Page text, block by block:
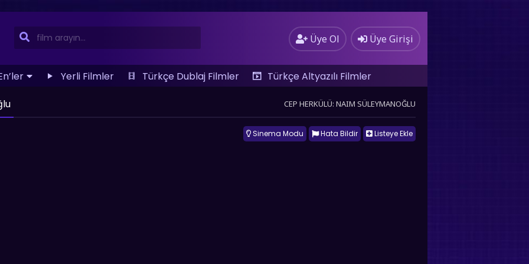
Üye Ol Üye Girişi
Yerli Filmler Türkçe Dublaj Filmler
Türkçe Altyazılı Filmler
CEP HERKÜLÜ: NAIM SÜLEYMANOĞLU
Listeye Ekle
Hata Bildir
Sinema Modu